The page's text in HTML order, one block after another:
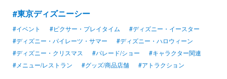
#東京ディズニーシー
#イベント #ピクサー・プレイタイム
#ディズニー・イースター
#ディズニー・パイレーツ・サマー
#ディズニー・ハロウィーン
#ディズニー・クリスマス
#パレード/ショー
#キャラクター関連
#メニュー/レストラン
#グッズ/商品店舗 #アトラクション